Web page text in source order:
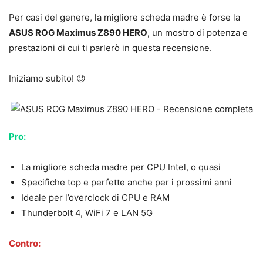
Per casi del genere, la migliore scheda madre è forse la
ASUS ROG Maximus Z890 HERO, un mostro di potenza e
prestazioni di cui ti parlerò in questa recensione.
Iniziamo subito! 😉
Pro:
La migliore scheda madre per CPU Intel, o quasi
Specifiche top e perfette anche per i prossimi anni
Ideale per l’overclock di CPU e RAM
Thunderbolt 4, WiFi 7 e LAN 5G
Contro: